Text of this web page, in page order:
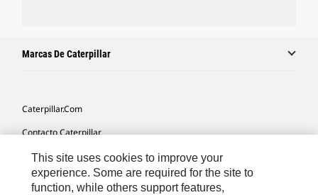
Marcas De Caterpillar
Caterpillar.com
Contacto Caterpillar
Mis Preferencias De Marketing
Mapa Del Sitio
This site uses cookies to improve your
experience. Some are required for the site to
function, while others support features,